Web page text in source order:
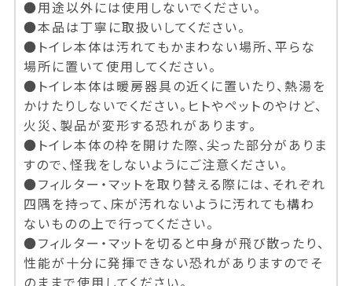
●用途以外には使用しないでください。
●本品は丁寧に取扱いしてください。
●トイレ本体は汚れてもかまわない場所、平らな
場所に置いて使用してください。
●トイレ本体は暖房器具の近くに置いたり、熱湯を
かけたりしないでください。ヒトやペットのやけど、
火災、製品が変形する恐れがあります。
●トイレ本体の枠を開けた際、尖った部分がありま
すので、怪我をしないようにご注意ください。
●フィルター・マットを取り替える際には、それぞれ
四隅を持って、床が汚れないように汚れても構わ
ないものの上で行ってください。
●フィルター・マットを切ると中身が飛び散ったり、
性能が十分に発揮できない恐れがありますのでそ
のままで使用してください。